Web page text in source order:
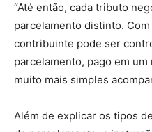
“Até então, cada tributo
parcelamento distinto.
contribuinte pode ser
parcelamento, pago em
muito mais simples
Além de explicar os tipos